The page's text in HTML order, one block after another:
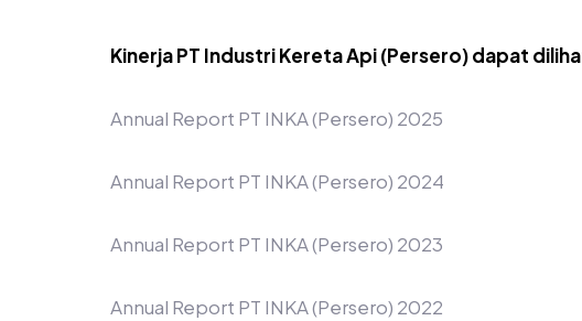
Kinerja PT Industri Kereta Api (Persero) dapat
Annual Report PT INKA (Persero) 2025
Annual Report PT INKA (Persero) 2024
Annual Report PT INKA (Persero) 2023
Annual Report PT INKA (Persero) 2022